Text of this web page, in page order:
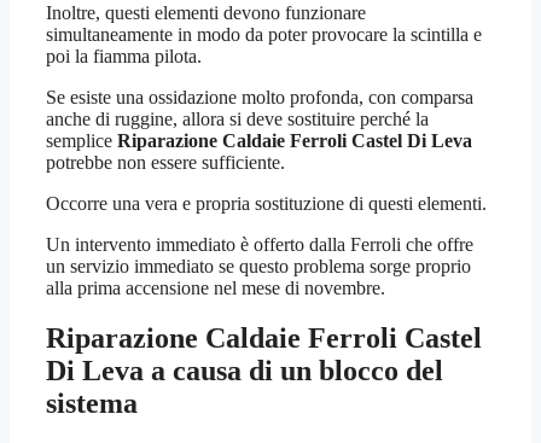
Inoltre, questi elementi devono funzionare
simultaneamente in modo da poter provocare la scintilla e
poi la fiamma pilota.
Se esiste una ossidazione molto profonda, con comparsa
anche di ruggine, allora si deve sostituire perché la
semplice Riparazione Caldaie Ferroli Castel Di Leva
potrebbe non essere sufficiente.
Occorre una vera e propria sostituzione di questi elementi.
Un intervento immediato è offerto dalla Ferroli che offre
un servizio immediato se questo problema sorge proprio
alla prima accensione nel mese di novembre.
Riparazione Caldaie Ferroli Castel
Di Leva a causa di un blocco del
sistema